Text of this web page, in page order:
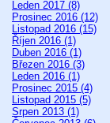
Leden 2017 (8)
Prosinec 2016 (12)
Listopad 2016 (15)
Říjen 2016 (1)
Duben 2016 (1)
Březen 2016 (3)
Leden 2016 (1)
Prosinec 2015 (4)
Listopad 2015 (5)
Srpen 2013 (1)